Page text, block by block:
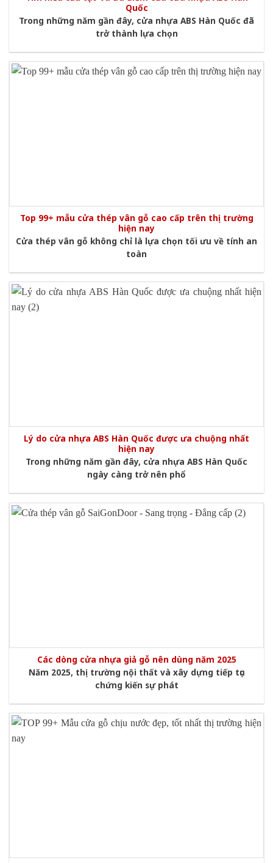
Quốc
Trong những năm gần đây, cửa nhựa ABS Hàn Quốc đã
trở thành lựa chọn
Top 99+ mẫu cửa thép vân gỗ cao cấp trên thị trường
hiện nay
Cửa thép vân gỗ không chỉ là lựa chọn tối ưu về tính an
toàn
Lý do cửa nhựa ABS Hàn Quốc được ưa chuộng nhất
hiện nay
Trong những năm gần đây, cửa nhựa ABS Hàn Quốc
ngày càng trở nên phổ
Các dòng cửa nhựa giả gỗ nên dùng năm 2025
Năm 2025, thị trường nội thất và xây dựng tiếp tục
chứng kiến sự phát